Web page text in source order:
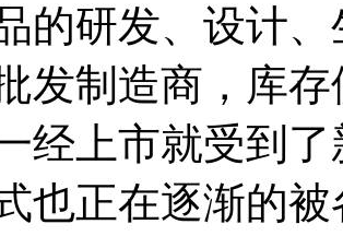
的研发、设计
发制造商，库
经上市就受到
也正在逐渐的